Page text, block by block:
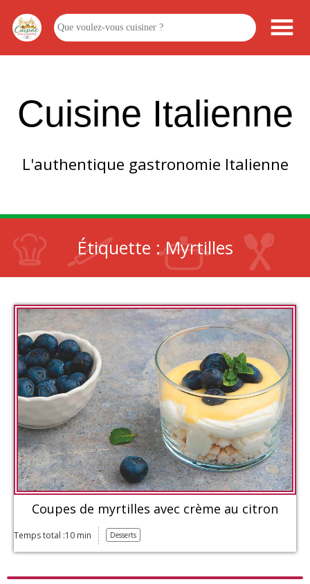
Cuisine Italienne
L'authentique gastronomie Italienne
Étiquette :Myrtilles
Coupes de myrtilles avec crème au citron
Temps total :10 min Desserts